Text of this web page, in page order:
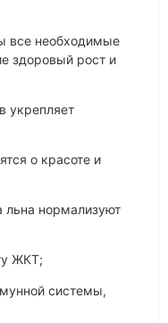
все необходимые
здоровый рост и
укрепляет
о красоте и
льна нормализуют
ЖКТ;
системы,